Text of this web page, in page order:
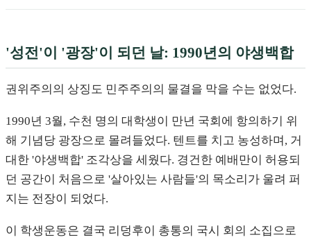
'성전'이 '광장'이 되던 날: 1990년의 야생백합
권위주의의 상징도 민주주의의 물결을 막을 수는 없었다.
1990년 3월, 수천 명의 대학생이 만년 국회에 항의하기 위
해 기념당 광장으로 몰려들었다. 텐트를 치고 농성하며, 거
대한 '야생백합' 조각상을 세웠다. 경건한 예배만이 허용되
던 공간이 처음으로 '살아있는 사람들'의 목소리가 울려 퍼
지는 전장이 되었다.
이 학생운동은 결국 리덩후이 총통의 국시 회의 소집으로